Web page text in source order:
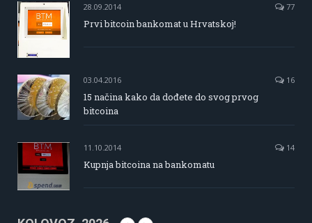
28.09.2014 77
Prvi bitcoin bankomat u Hrvatskoj!
03.04.2016 16
15 načina kako da dođete do svog prvog
bitcoina
11.10.2014 14
Kupnja bitcoina na bankomatu